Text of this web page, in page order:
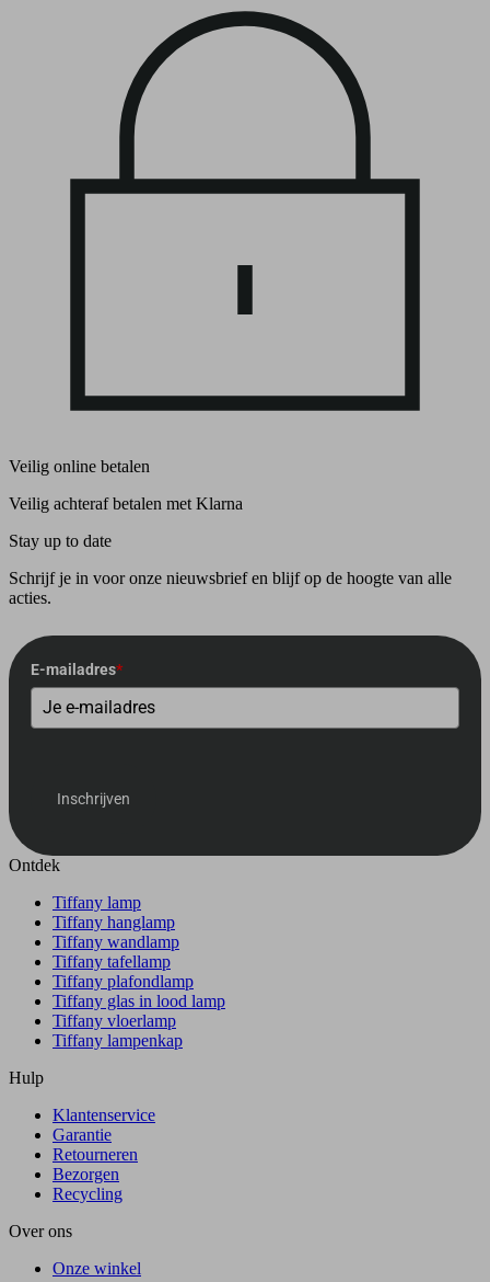
Veilig online betalen
Veilig achteraf betalen met Klarna
Stay up to date
Schrijf je in voor onze nieuwsbrief en blijf op de hoogte van alle
acties.
E-mailadres*
Inschrijven
Ontdek
Tiffany lamp
Tiffany hanglamp
Tiffany wandlamp
Tiffany tafellamp
Tiffany plafondlamp
Tiffany glas in lood lamp
Tiffany vloerlamp
Tiffany lampenkap
Hulp
Klantenservice
Garantie
Retourneren
Bezorgen
Recycling
Over ons
Onze winkel